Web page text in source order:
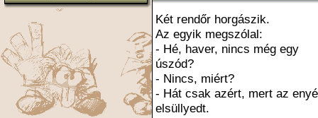
Két rendőr horgászik.
Az egyik megszólal:
- Hé, haver, nincs még egy
úszód?
- Nincs, miért?
- Hát csak azért, mert az
elsüllyedt.